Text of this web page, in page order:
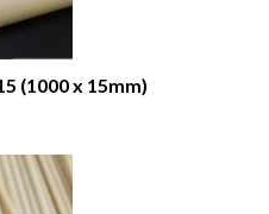
(1000 x 15mm)